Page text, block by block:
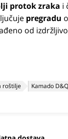
protok zraka i
pregradu
od
roštilje Kamado D&Q